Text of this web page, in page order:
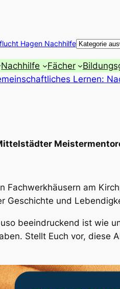
Hagen Nachhilfe
Nachhilfe Fächer
Lernen:
Fachwerkhäusern am
Geschichte und
beeindruckend ist wie
Stellt Euch vor, diese